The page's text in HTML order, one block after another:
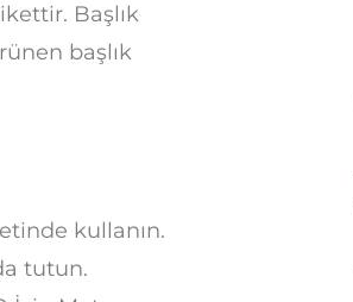
Başlık
başlık
kullanın.
tutun.